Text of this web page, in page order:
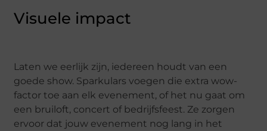
Visuele impact
Laten we eerlijk zijn, iedereen houdt van een
goede show. Sparkulars voegen die extra wow-
factor toe aan elk evenement, of het nu gaat om
een bruiloft, concert of bedrijfsfeest. Ze zorgen
ervoor dat jouw evenement nog lang in het